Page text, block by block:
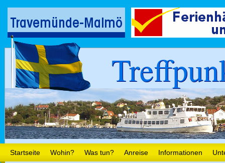
Startseite Wohin? Was tun? Anreise Informationen